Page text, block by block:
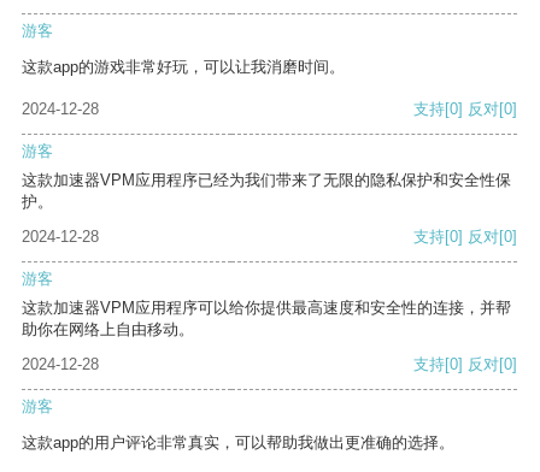
游客
这款app的游戏非常好玩，可以让我消磨时间。
2024-12-28 支持[0] 反对[0]
游客
这款加速器VPM应用程序已经为我们带来了无限的隐私保护和安全性保
护。
2024-12-28
支持[0] 反对[0]
游客
这款加速器VPM应用程序可以给你提供最高速度和安全性的连接，并帮
助你在网络上自由移动。
2024-12-28
支持[0] 反对[0]
游客
这款app的用户评论非常真实，可以帮助我做出更准确的选择。